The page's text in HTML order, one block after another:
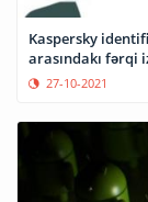
Kaspersky
arasındakı fərqi
27-10-2021